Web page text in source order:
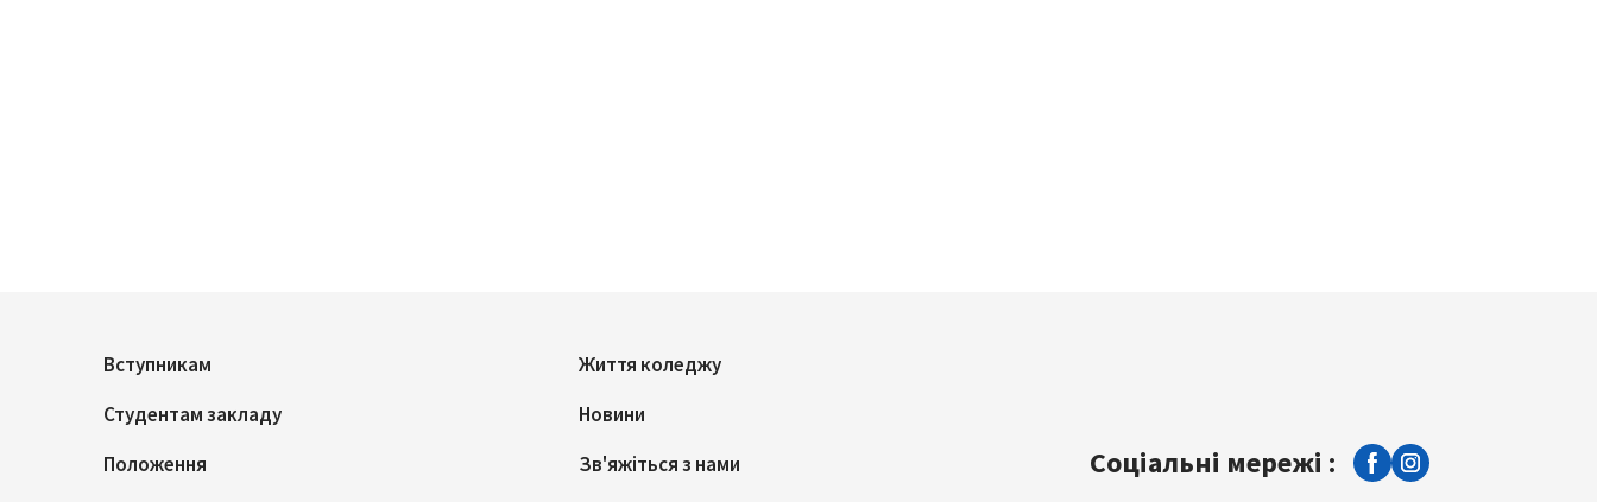
Вступникам
Студентам закладу
Положення
Життя коледжу
Новини
Зв'яжіться з нами
Соціальні мережі :